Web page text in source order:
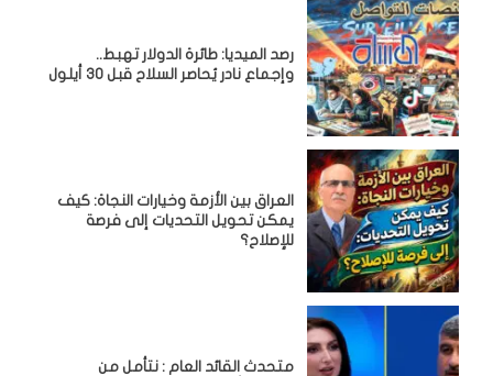
رصد الميديا: طائرة الدولار تهبط..
وإجماع نادر يُحاصر السلاح قبل 30 أيلول
العراق بين الأزمة وخيارات النجاة: كيف
يمكن تحويل التحديات إلى فرصة
للإصلاح؟
متحدث القائد العام : نتأمل من